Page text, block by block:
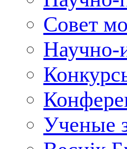
Совет
Научно-
Ученые